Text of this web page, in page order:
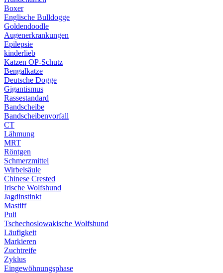
Boxer
Englische Bulldogge
Goldendoodle
Augenerkrankungen
Epilepsie
kinderlieb
Katzen OP-Schutz
Bengalkatze
Deutsche Dogge
Gigantismus
Rassestandard
Bandscheibe
Bandscheibenvorfall
CT
Lähmung
MRT
Röntgen
Schmerzmittel
Wirbelsäule
Chinese Crested
Irische Wolfshund
Jagdinstinkt
Mastiff
Puli
Tschechoslowakische Wolfshund
Läufigkeit
Markieren
Zuchtreife
Zyklus
Eingewöhnungsphase